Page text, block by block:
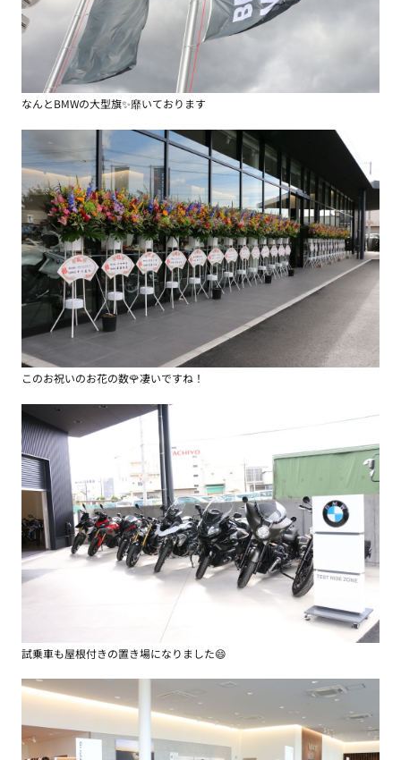
なんとBMWの大型旗✨靡いております
このお祝いのお花の数🌹凄いですね！
試乗車も屋根付きの置き場になりました😄